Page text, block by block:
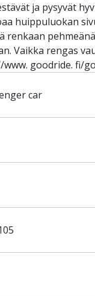
ja pysyvät
huippuluokan
renkaan
Vaikka rengas
goodride. fi/
car